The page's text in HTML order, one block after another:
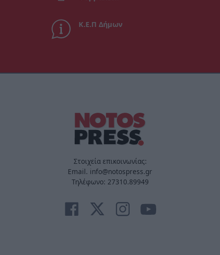
Κ.Ε.Π Δήμων
Στοιχεία επικοινωνίας:
Email. info@notospress.gr
Τηλέφωνο: 27310.89949